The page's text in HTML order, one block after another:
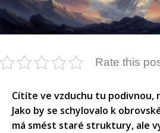
Rate this
Cítíte ve vzduchu tu podivnou,
Jako by se schylovalo k
má smést staré struktury, ale